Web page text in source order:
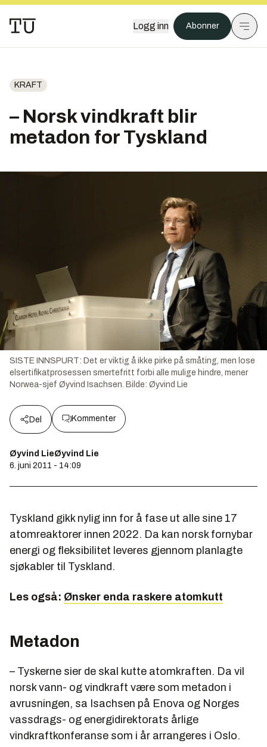
Logg inn Abonner
KRAFT
– Norsk vindkraft blir
metadon for Tyskland
SISTE INNSPURT: Det er viktig å ikke pirke på småting, men lose
elsertifikatprosessen smertefritt forbi alle mulige hindre, mener
Norwea-sjef Øyvind Isachsen. Bilde: Øyvind Lie
Del Kommenter
Øyvind LieØyvind Lie
6. juni 2011 - 14:09
Tyskland gikk nylig inn for å fase ut alle sine 17
atomreaktorer innen 2022. Da kan norsk fornybar
energi og fleksibilitet leveres gjennom planlagte
sjøkabler til Tyskland.
Les også: Ønsker enda raskere atomkutt
Metadon
– Tyskerne sier de skal kutte atomkraften. Da vil
norsk vann- og vindkraft være som metadon i
avrusningen, sa Isachsen på Enova og Norges
vassdrags- og energidirektorats årlige
vindkraftkonferanse som i år arrangeres i Oslo.